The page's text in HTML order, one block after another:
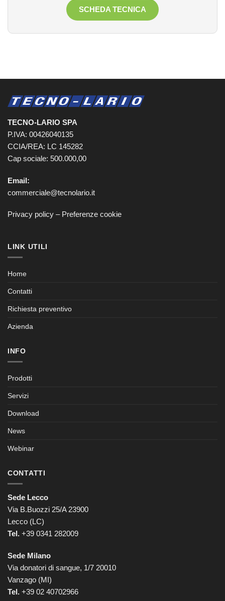
SCHEDA TECNICA
TECNO-LARIO SPA
P.IVA: 00426040135
CCIA/REA: LC 145282
Cap sociale: 500.000,00
Email:
commerciale@tecnolario.it
Privacy policy – Preferenze cookie
LINK UTILI
Home
Contatti
Richiesta preventivo
Azienda
INFO
Prodotti
Servizi
Download
News
Webinar
CONTATTI
Sede Lecco
Via B.Buozzi 25/A 23900
Lecco (LC)
Tel. +39 0341 282009
Sede Milano
Via donatori di sangue, 1/7 20010
Vanzago (MI)
Tel. +39 02 40702966